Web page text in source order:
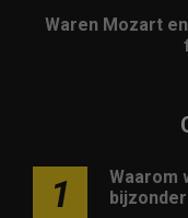
Waren Mozart
1
Waarom